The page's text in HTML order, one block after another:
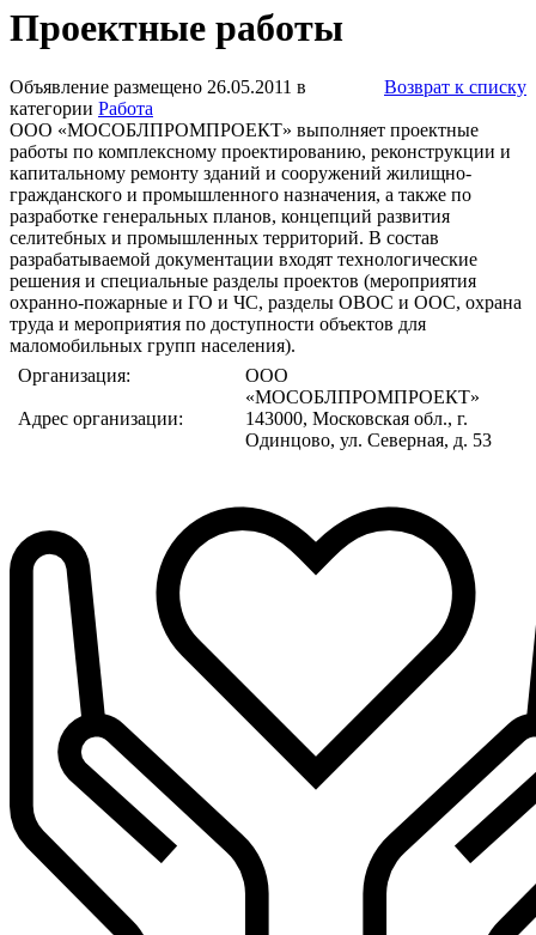
Проектные работы
Возврат к списку
Объявление размещено 26.05.2011 в
категории Работа
ООО «МОСОБЛПРОМПРОЕКТ» выполняет проектные
работы по комплексному проектированию, реконструкции и
капитальному ремонту зданий и сооружений жилищно-
гражданского и промышленного назначения, а также по
разработке генеральных планов, концепций развития
селитебных и промышленных территорий. В состав
разрабатываемой документации входят технологические
решения и специальные разделы проектов (мероприятия
охранно-пожарные и ГО и ЧС, разделы ОВОС и ООС, охрана
труда и мероприятия по доступности объектов для
маломобильных групп населения).
Организация:
ООО
«МОСОБЛПРОМПРОЕКТ»
Адрес организации:
143000, Московская обл., г.
Одинцово, ул. Северная, д. 53